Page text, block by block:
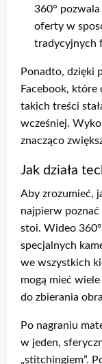
360°
oferty w
tradycyjnych
Ponadto, dzięki
Facebook, które
takich treści
wcześniej.
znacząco
Jak działa
Aby zrozumieć,
najpierw
stoi. Wideo
specjalnych
we wszystkich
mogą mieć
do zbierania
Po nagraniu
w jeden,
„stitchingiem”.